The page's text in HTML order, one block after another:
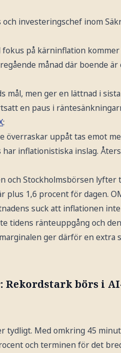
investeringschef inom
på kärninflation
månad där boende
mål, men ger en lättnad i
en paus i
:
överraskar uppåt tas emot
inflationistiska inslag.
och Stockholmsbörsen lyfter
plus 1,6 procent för dagen.
suck att inflationen
tidens ränteuppgång och
ger därför en extra
Rekordstark börs i
tydligt. Med omkring 45
och terminen för det